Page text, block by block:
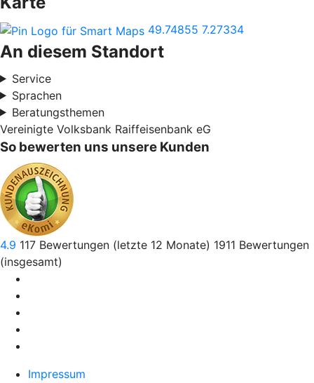
49.74855 7.27334
An diesem Standort
Service
Sprachen
Beratungsthemen
Vereinigte Volksbank Raiffeisenbank eG
So bewerten uns unsere Kunden
4.9 117 Bewertungen (letzte 12 Monate) 1911 Bewertungen
(insgesamt)
Impressum